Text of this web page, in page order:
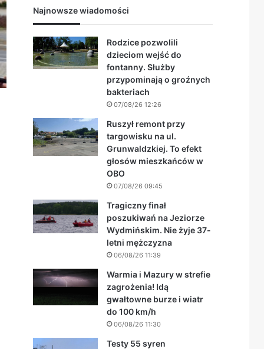
Najnowsze wiadomości
Rodzice pozwolili
dzieciom wejść do
fontanny. Służby
przypominają o groźnych
bakteriach
07/08/26 12:26
Ruszył remont przy
targowisku na ul.
Grunwaldzkiej. To efekt
głosów mieszkańców w
OBO
07/08/26 09:45
Tragiczny finał
poszukiwań na Jeziorze
Wydmińskim. Nie żyje 37-
letni mężczyzna
06/08/26 11:39
Warmia i Mazury w strefie
zagrożenia! Idą
gwałtowne burze i wiatr
do 100 km/h
06/08/26 11:30
Testy 55 syren